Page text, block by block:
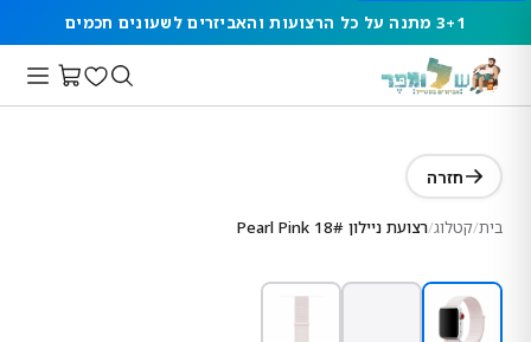
3+1 מתנה על כל הרצועות והאביזרים לשעונים חכמים
חזרה
בית/קטלוג/רצועת ניילון 18# Pearl Pink